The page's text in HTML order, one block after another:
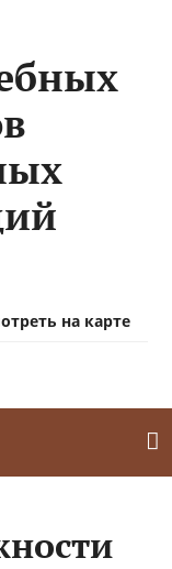
на карте